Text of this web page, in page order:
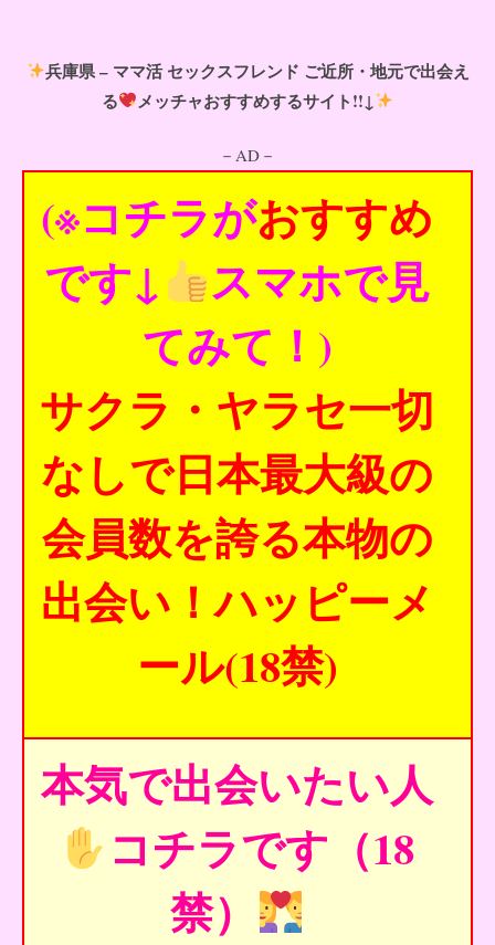
兵庫県 – ママ活 セックスフレンド ご近所・地元で出会え
る
メッチャおすすめするサイト!!↓
－AD－
(※コチラがおすすめ
です↓
スマホで見
てみて！)
サクラ・ヤラセ一切
なしで日本最大級の
会員数を誇る本物の
出会い！ハッピーメ
ール(18禁)
本気で出会いたい人
コチラです（18
禁）